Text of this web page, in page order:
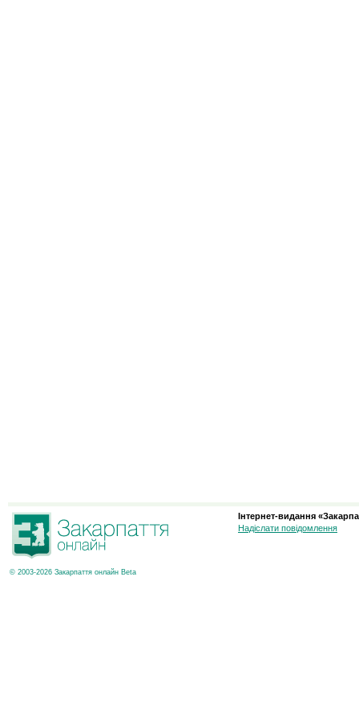
© 2003-2026 Закарпаття онлайн Beta
Інтернет-видання
Надіслати повідомлення